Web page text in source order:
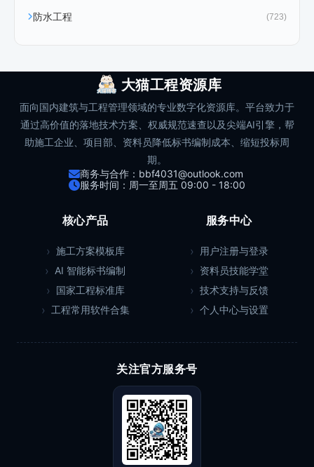
防水工程 (723)
大猫工程资源库
面向国内建筑与工程管理领域的专业数字化资源库。平台致力于
通过高价值的落地技术方案、权威规范速查以及尖端AI引擎，帮
助施工企业、项目部、资料员降低标书编制成本、缩短投标周
期。
商务与合作：bbf4031@outlook.com
服务时间：周一至周五 09:00 - 18:00
核心产品
施工方案模板库
AI 智能标书编制
国家工程标准库
工程常用软件合集
服务中心
用户注册与登录
资料员技能学堂
技术支持与反馈
个人中心与设置
关注官方服务号